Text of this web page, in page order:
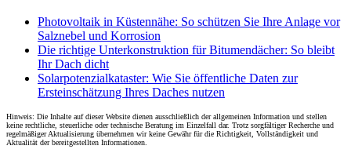
Photovoltaik in Küstennähe: So schützen Sie Ihre Anlage vor
Salznebel und Korrosion
Die richtige Unterkonstruktion für Bitumendächer: So bleibt
Ihr Dach dicht
Solarpotenzialkataster: Wie Sie öffentliche Daten zur
Ersteinschätzung Ihres Daches nutzen
Hinweis: Die Inhalte auf dieser Website dienen ausschließlich der allgemeinen Information und stellen
keine rechtliche, steuerliche oder technische Beratung im Einzelfall dar. Trotz sorgfältiger Recherche und
regelmäßiger Aktualisierung übernehmen wir keine Gewähr für die Richtigkeit, Vollständigkeit und
Aktualität der bereitgestellten Informationen.